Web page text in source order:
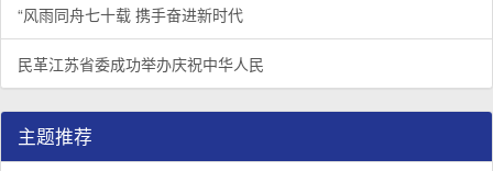
“风雨同舟七十载 携手奋进新时代
民革江苏省委成功举办庆祝中华人民
主题推荐